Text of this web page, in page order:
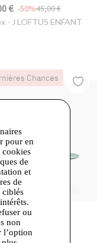
€ 45,00 €
-50%
- J LOFTUS ENFANT
Chances
€ -79%
pour en
cookies
de
et
de
ciblés
ou
non
l’option